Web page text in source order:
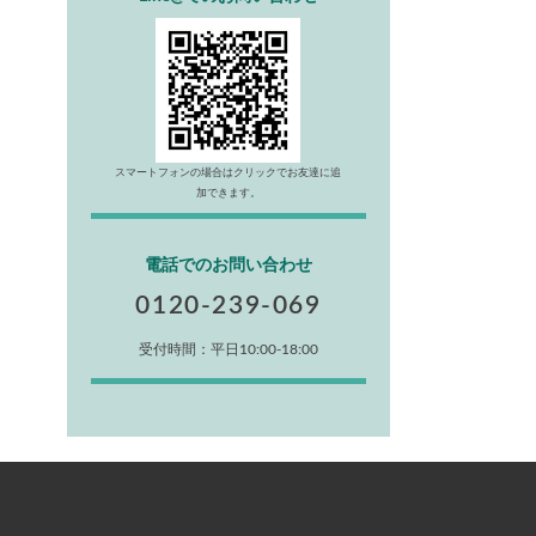
スマートフォンの場合はクリックでお友達に追
加できます。
電話でのお問い合わせ
0120-239-069
受付時間：平日10:00-18:00